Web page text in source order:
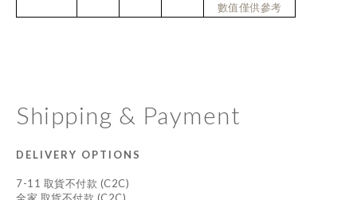
數值僅供參考
Shipping & Payment
DELIVERY OPTIONS
7-11 取貨不付款 (C2C)